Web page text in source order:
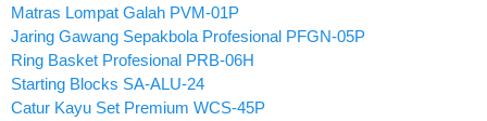
Matras Lompat Galah PVM-01P
Jaring Gawang Sepakbola Profesional PFGN-05P
Ring Basket Profesional PRB-06H
Starting Blocks SA-ALU-24
Catur Kayu Set Premium WCS-45P